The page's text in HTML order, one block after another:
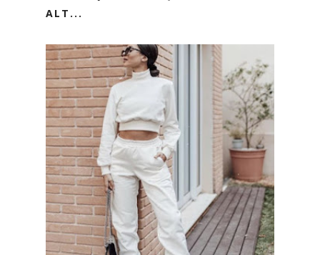
ALT...